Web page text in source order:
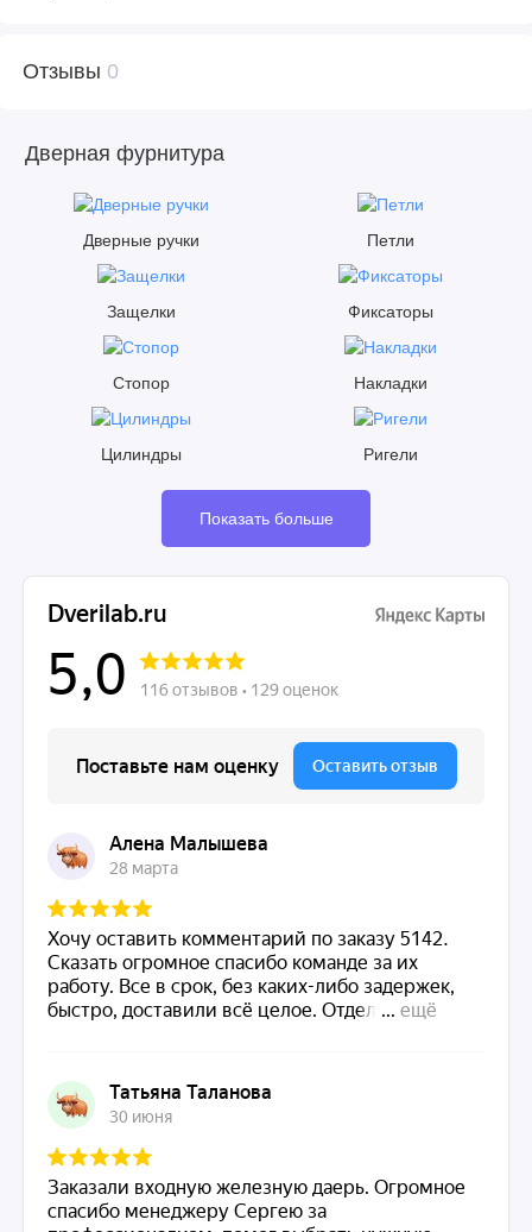
Отзывы 0
Дверная фурнитура
Дверные ручки Петли
Защелки Фиксаторы
Стопор Накладки
Цилиндры Ригели
Показать больше